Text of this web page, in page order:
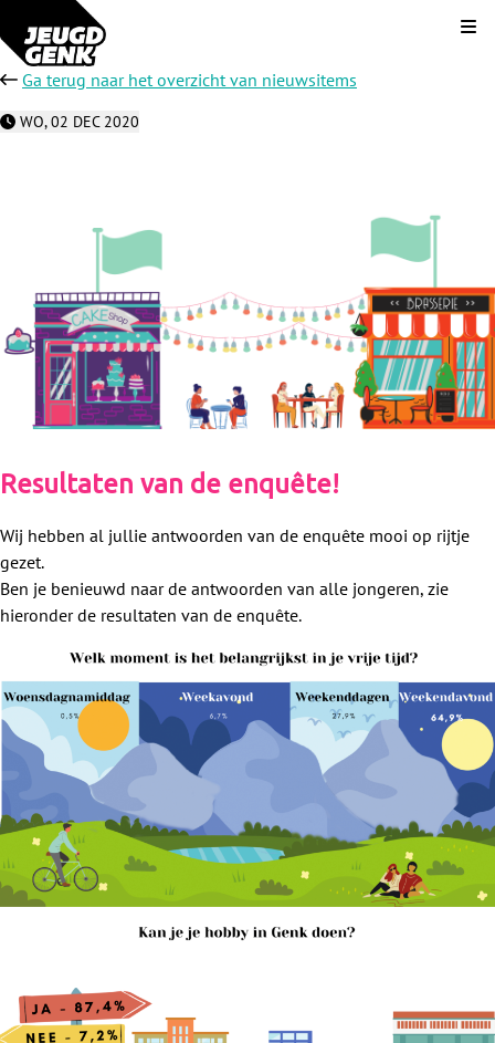
Ga terug naar het overzicht van nieuwsitems
WO, 02 DEC 2020
Resultaten van de enquête!
Wij hebben al jullie antwoorden van de enquête mooi op rijtje
gezet.
Ben je benieuwd naar de antwoorden van alle jongeren, zie
hieronder de resultaten van de enquête.